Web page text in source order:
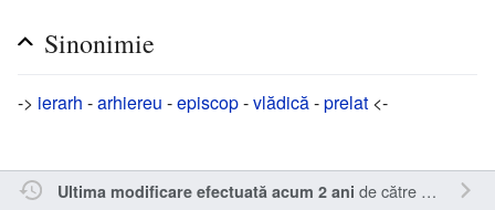
Sinonimie
-> ierarh -arhiereu -episcop-vlădică-prelat <-
Ultima modificare efectuată acum 2 ani de către RappY.